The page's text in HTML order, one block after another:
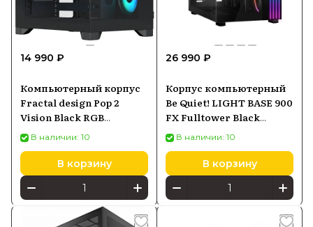
14 990 ₽
Компьютерный корпус
Fractal design Pop 2
Vision Black RGB
(FDCPOV2A02)
В наличии: 10
В корзину
26 990 ₽
Корпус компьютерный
Be Quiet! LIGHT BASE 900
FX Fulltower Black
(BGW71)
В наличии: 10
В корзину